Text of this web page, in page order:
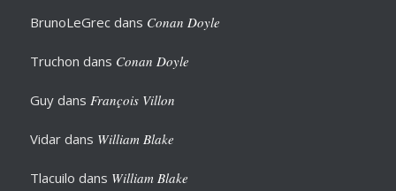
BrunoLeGrecdans Conan Doyle
Truchon dans Conan Doyle
Guydans François Villon
Vidardans William Blake
Tlacuilo dans William Blake